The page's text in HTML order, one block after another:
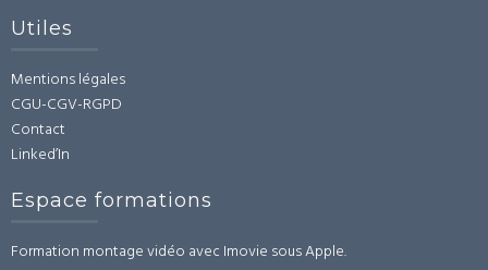
Utiles
Mentions légales
CGU-CGV-RGPD
Contact
Linked’In
Espace formations
Formation montage vidéo avec Imovie sous Apple.